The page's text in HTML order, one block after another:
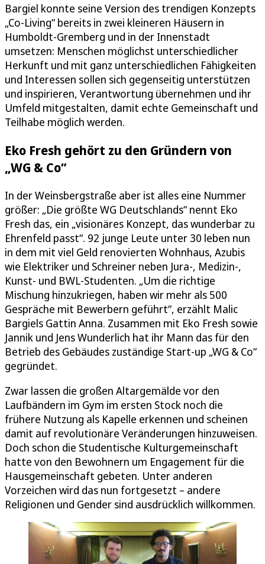
Bargiel konnte seine Version des trendigen Konzepts
„Co-Living“ bereits in zwei kleineren Häusern in
Humboldt-Gremberg und in der Innenstadt
umsetzen: Menschen möglichst unterschiedlicher
Herkunft und mit ganz unterschiedlichen Fähigkeiten
und Interessen sollen sich gegenseitig unterstützen
und inspirieren, Verantwortung übernehmen und ihr
Umfeld mitgestalten, damit echte Gemeinschaft und
Teilhabe möglich werden.
Eko Fresh gehört zu den Gründern von
„WG & Co“
In der Weinsbergstraße aber ist alles eine Nummer
größer: „Die größte WG Deutschlands“ nennt Eko
Fresh das, ein „visionäres Konzept, das wunderbar zu
Ehrenfeld passt“. 92 junge Leute unter 30 leben nun
in dem mit viel Geld renovierten Wohnhaus, Azubis
wie Elektriker und Schreiner neben Jura-, Medizin-,
Kunst- und BWL-Studenten. „Um die richtige
Mischung hinzukriegen, haben wir mehr als 500
Gespräche mit Bewerbern geführt“, erzählt Malic
Bargiels Gattin Anna. Zusammen mit Eko Fresh sowie
Jannik und Jens Wunderlich hat ihr Mann das für den
Betrieb des Gebäudes zuständige Start-up „WG & Co“
gegründet.
Zwar lassen die großen Altargemälde vor den
Laufbändern im Gym im ersten Stock noch die
frühere Nutzung als Kapelle erkennen und scheinen
damit auf revolutionäre Veränderungen hinzuweisen.
Doch schon die Studentische Kulturgemeinschaft
hatte von den Bewohnern um Engagement für die
Hausgemeinschaft gebeten. Unter anderen
Vorzeichen wird das nun fortgesetzt – andere
Religionen und Gender sind ausdrücklich willkommen.